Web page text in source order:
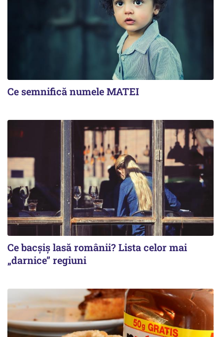
Ce semnifică numele MATEI
Ce bacșiș lasă românii? Lista celor mai
„darnice” regiuni